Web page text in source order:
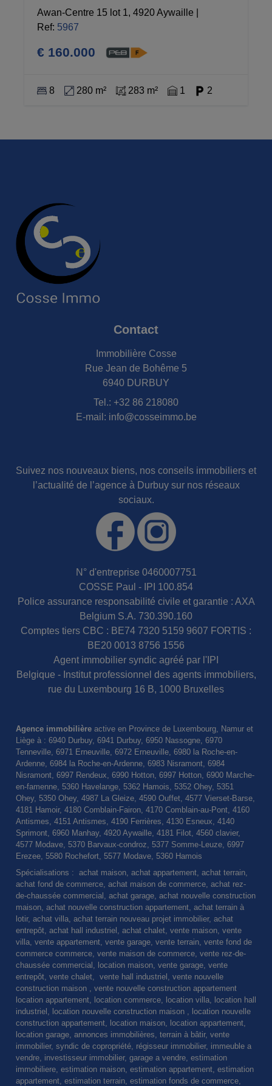
Awan-Centre 15 lot 1, 4920 Aywaille
Ref: 5967
€ 160.000
8 280 m² 283 m² 1 2
Contact
Immobilière Cosse
Rue Jean de Bohême 5
6940 DURBUY
Tel.: +32 86 218080
E-mail: info@cosseimmo.be
Suivez nos nouveaux biens, nos conseils immobiliers et
l’actualité de l’agence à Durbuy sur nos réseaux
sociaux.
N° d'entreprise 0460007751
COSSE Paul - IPI 100.854
Police assurance responsabilité civile et garantie : AXA
Belgium S.A. 730.390.160
Comptes tiers CBC : BE74 7320 5159 9607 FORTIS :
BE20 0013 8756 1556
Agent immobilier syndic agréé par l'IPI
Belgique - Institut professionnel des agents immobiliers,
rue du Luxembourg 16 B, 1000 Bruxelles
Agence immobilière active en Province de Luxembourg, Namur et
Liège à : 6940 Durbuy, 6941 Durbuy, 6950 Nassogne, 6970
Tenneville, 6971 Erneuville, 6972 Erneuville, 6980 la Roche-en-
Ardenne, 6984 la Roche-en-Ardenne, 6983 Nisramont, 6984
Nisramont, 6997 Rendeux, 6990 Hotton, 6997 Hotton, 6900 Marche-
en-famenne, 5360 Havelange, 5362 Hamois, 5352 Ohey, 5351
Ohey, 5350 Ohey, 4987 La Gleize, 4590 Ouffet, 4577 Vierset-Barse,
4181 Hamoir, 4180 Comblain-Fairon, 4170 Comblain-au-Pont, 4160
Antismes, 4151 Antismes, 4190 Ferrières, 4130 Esneux, 4140
Sprimont, 6960 Manhay, 4920 Aywaille, 4181 Filot, 4560 clavier,
4577 Modave, 5370 Barvaux-condroz, 5377 Somme-Leuze, 6997
Erezee, 5580 Rochefort, 5577 Modave, 5360 Hamois
Spécialisations : achat maison, achat appartement, achat terrain,
achat fond de commerce, achat maison de commerce, achat rez-
de-chaussée commercial, achat garage, achat nouvelle construction
maison, achat nouvelle construction appartement, achat terrain à
lotir, achat villa, achat terrain nouveau projet immobilier, achat
entrepôt, achat hall industriel, achat chalet, vente maison, vente
villa, vente appartement, vente garage, vente terrain, vente fond de
commerce commerce, vente maison de commerce, vente rez-de-
chaussée commercial, location maison, vente garage, vente
entrepôt, vente chalet, vente hall industriel, vente nouvelle
construction maison , vente nouvelle construction appartement
location appartement, location commerce, location villa, location hall
industriel, location nouvelle construction maison , location nouvelle
construction appartement, location maison, location appartement,
location garage, annonces immobilières, terrain à bâtir, vente
immobilier, syndic de copropriété, régisseur immobilier, immeuble a
vendre, investisseur immobilier, garage a vendre, estimation
immobiliere, estimation maison, estimation appartement, estimation
appartement, estimation terrain, estimation fonds de commerce,